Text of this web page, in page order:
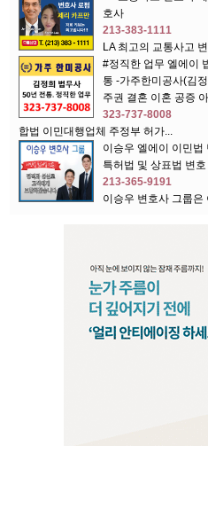
호사
213-383-1111
LA 최고의 교통사고 변
#정직한 업무 엘에이
통 -가주한미공사(김
주권 결혼 이혼 공증
323-737-8008
합법 이민대행업체 주정부 허가...
이승우 엘에이 이민법
특허법 및 상표법 변호
213-365-9191
이승우 변호사 그룹은